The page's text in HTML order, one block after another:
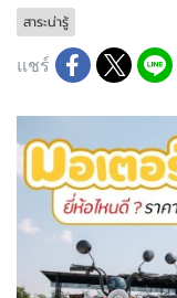
สาระน่ารู้
แชร์